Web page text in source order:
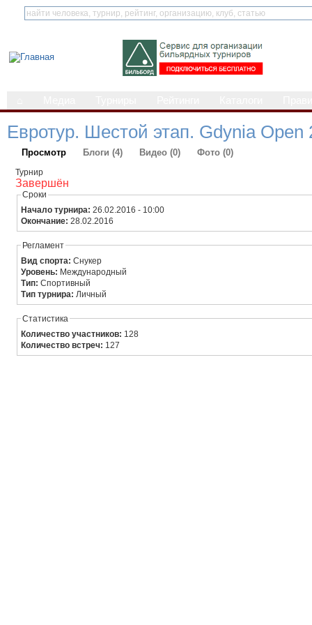
Евротур. Шестой этап. Gdynia Open
Просмотр Блоги (4) Видео (0) Фото (0)
Турнир
Завершён
Сроки
Начало турнира:26.02.2016 - 10:00
Окончание:28.02.2016
Регламент
Вид спорта:Снукер
Уровень: Международный
Тип:Спортивный
Тип турнира:Личный
Статистика
Количество участников: 128
Количество встреч: 127